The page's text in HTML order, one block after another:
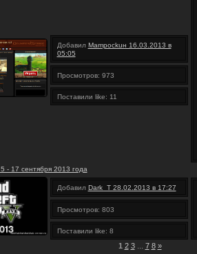
Добавил Mampockuн 16.03.2013 в
05:05
Просмотров: 973
Поставили like: 11
- 17 сентября 2013 года
Добавил Dark_T 28.02.2013 в 17:27
Просмотров: 803
Поставили like: 8
1 2 3 7 8 »